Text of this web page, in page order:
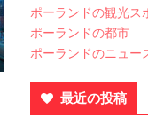
ポーランドの観光ス
ポーランドの都市
ポーランドのニュー
最近の投稿